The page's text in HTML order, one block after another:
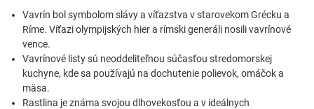
Vavrín bol symbolom slávy a víťazstva v starovekom Grécku a
Ríme. Víťazi olympijských hier a rímski generáli nosili vavrínové
vence.
Vavrínové listy sú neoddeliteľnou súčasťou stredomorskej
kuchyne, kde sa používajú na dochutenie polievok, omáčok a
mäsa.
Rastlina je známa svojou dlhovekosťou a v ideálnych